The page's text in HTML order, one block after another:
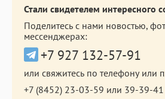
Стали свидетелем интересного
Поделитесь с нами новостью,
мессенджерах:
+7 927 132-57-91
или свяжитесь по телефону или
+7 (8452) 23-03-59 или 39-39-41